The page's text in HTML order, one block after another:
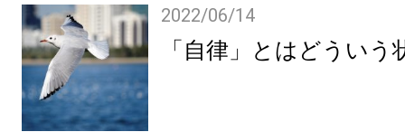
2022/06/14
「自律」とはどうい